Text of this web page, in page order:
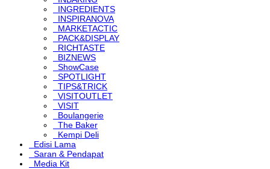
INGREDIENTS
INSPIRANOVA
MARKETACTIC
PACK&DISPLAY
RICHTASTE
BIZNEWS
ShowCase
SPOTLIGHT
TIPS&TRICK
VISITOUTLET
VISIT
Boulangerie
The Baker
Kempi Deli
Edisi Lama
Saran & Pendapat
Media Kit